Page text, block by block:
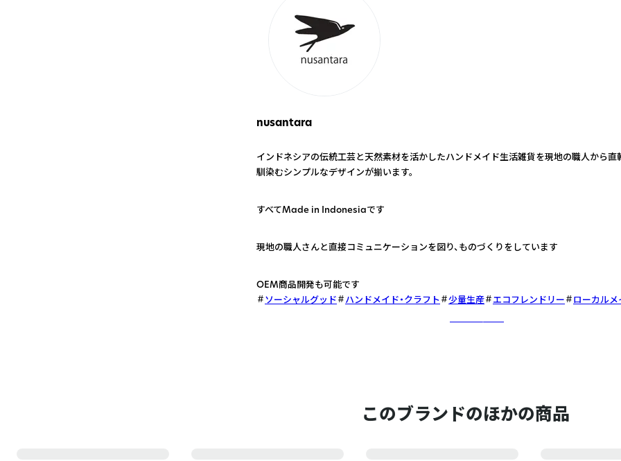
nusantara
インドネシアの伝統工芸と天然素材を活かしたハンドメイド生活雑貨を現地の職人から直
馴染むシンプルなデザインが揃います。
すべてMade in Indonesiaです
現地の職人さんと直接コミュニケーションを図り、ものづくりをしています
OEM商品開発も可能です
ソーシャルグッド
ハンドメイド・クラフト 少量生産 エコフレンドリー
ローカルメ
このブランドのほかの商品